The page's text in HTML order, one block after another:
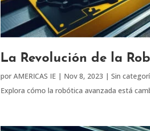
La Revolución de la
porAMERICAS IE | Nov 8, 2023 |Sin
Explora cómo la robótica avanzada está